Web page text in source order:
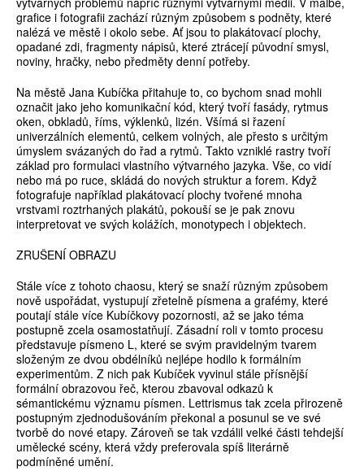
grafice i fotografii zachází různým způsobem s podněty, které
nalézá ve městě i okolo sebe. Ať jsou to plakátovací plochy,
opadané zdi, fragmenty nápisů, které ztrácejí původní smysl,
noviny, hračky, nebo předměty denní potřeby.
Na městě Jana Kubíčka přitahuje to, co bychom snad mohli
označit jako jeho komunikační kód, který tvoří fasády, rytmus
oken, obkladů, říms, výklenků, lizén. Všímá si řazení
univerzálních elementů, celkem volných, ale přesto s určitým
úmyslem svázaných do řad a rytmů. Takto vzniklé rastry tvoří
základ pro formulaci vlastního výtvarného jazyka. Vše, co vidí
nebo má po ruce, skládá do nových struktur a forem. Když
fotografuje například plakátovací plochy tvořené mnoha
vrstvami roztrhaných plakátů, pokouší se je pak znovu
interpretovat ve svých kolážích, monotypech i objektech.
ZRUŠENÍ OBRAZU
Stále více z tohoto chaosu, který se snaží různým způsobem
nově uspořádat, vystupují zřetelně písmena a grafémy, které
poutají stále více Kubíčkovy pozornosti, až se jako téma
postupně zcela osamostatňují. Zásadní roli v tomto procesu
představuje písmeno L, které se svým pravidelným tvarem
složeným ze dvou obdélníků nejlépe hodilo k formálním
experimentům. Z nich pak Kubíček vyvinul stále přísnější
formální obrazovou řeč, kterou zbavoval odkazů k
sémantickému významu písmen. Lettrismus tak zcela přirozeně
postupným zjednodušováním překonal a posunul se ve své
tvorbě do nové etapy. Zároveň se tak vzdálil velké části tehdejší
umělecké scény, která vždy preferovala spíš literárně
podmíněné umění.